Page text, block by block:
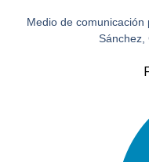
Medio de comunicación
Sánchez,